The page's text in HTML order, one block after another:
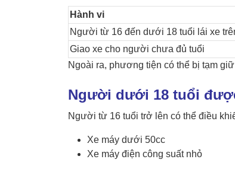
Hành vi
Người từ 16 đến dưới 18 tuổi lái xe
Giao xe cho người chưa đủ tuổi
Ngoài ra, phương tiện có thể bị tạm
Người dưới 18 tuổi
Người từ 16 tuổi trở lên có thể điều
Xe máy dưới 50cc
Xe máy điện công suất nhỏ